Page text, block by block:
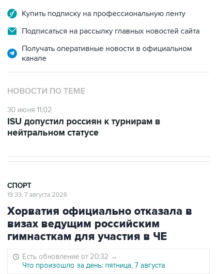
Купить подписку на профессиональную ленту
Подписаться на рассылку главных новостей сайта
Получать оперативные новости в официальном
канале
НОВОСТИ ПО ТЕМЕ
30 июня 11:02
ISU допустил россиян к турнирам в
нейтральном статусе
СПОРТ
19:33, 7 августа 2026
Хорватия официально отказала в
визах ведущим российским
гимнасткам для участия в ЧЕ
Есть обновление от 20:32 →
Что произошло за день: пятница, 7 августа